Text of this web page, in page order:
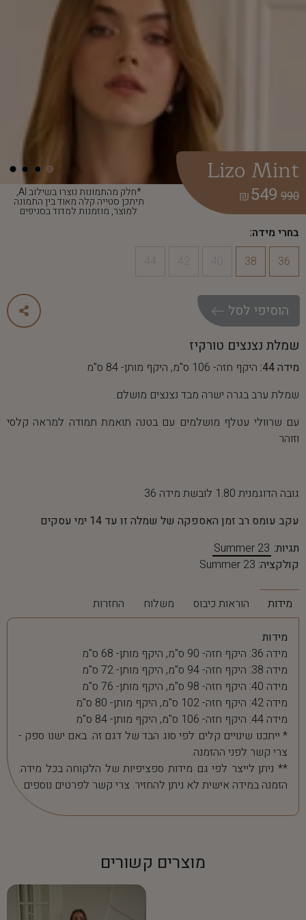
*חלק מהתמונות נוצרו בשילוב AI,
תיתכן סטייה קלה מאוד בין התמונה
למוצר, מוזמנות למדוד בסניפים
Lizo Mint
990
549
₪
בחרי מידה:
36
38
הוסיפי לסל
שמלת נצנצים טורקיז
מידה 44:
היקף חזה- 106 ס"מ, היקף מותן- 84 ס"מ
שמלת ערב בגרה ישרה מבד נצנצים מושלם.
עם שרוולי עטלף מושלמים עם בטנה תואמת תמודה למראה קלסי
וזוהר
גובה הדוגמנית 1.80 לובשת מידה 36
עקב עומס רב זמן האספקה של שמלה זו עד 14 ימי עסקים
תגיות: Summer 23
קולקציה: Summer 23
מידות הוראות כיבוס משלוח החזרות
מידות
מידה 36: היקף חזה- 90 ס"מ, היקף מותן- 68 ס"מ
מידה 38: היקף חזה- 94 ס"מ, היקף מותן- 72 ס"מ
מידה 40: היקף חזה- 98 ס"מ, היקף מותן- 76 ס"מ
מידה 42: היקף חזה- 102 ס"מ, היקף מותן- 80 ס"מ
מידה 44: היקף חזה- 106 ס"מ, היקף מותן- 84 ס"מ
* ייתכנו שינויים קלים לפי סוג הבד של דגם זה. באם ישנו ספק -
צרי קשר לפני ההזמנה.
** ניתן לייצר לפי גם מידות ספציפיות של הלקוחה בכל מידה.
הזמנה במידה אישית לא ניתן להחזיר. צרי קשר לפרטים נוספים.
מוצרים קשורים